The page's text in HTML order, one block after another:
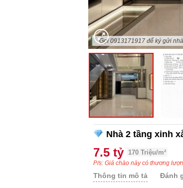
"Gọi 0913171917 để ký gửi
Nhà 2 tầng xinh
7.5 tỷ 170 Triệu/m²
P/s: Giá chào này có thương
Thông tin mô tả Đánh